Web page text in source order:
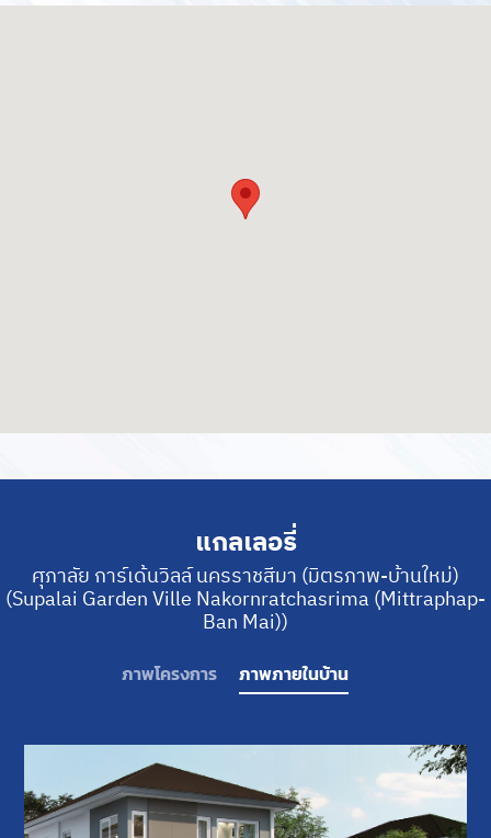
แกลเลอรี่
ศุภาลัย การ์เด้นวิลล์ นครราชสีมา (มิตรภาพ-บ้านใหม่)
(Supalai Garden Ville Nakornratchasrima (ฺMittraphap-
Ban Mai))
ภาพโครงการ ภาพภายในบ้าน